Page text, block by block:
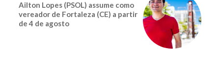
Ailton Lopes (PSOL) assume como
vereador de Fortaleza (CE) a partir
de 4 de agosto